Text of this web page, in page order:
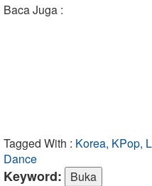
Baca Juga :
Tagged With : Korea, KPop,
Dance
Keyword: